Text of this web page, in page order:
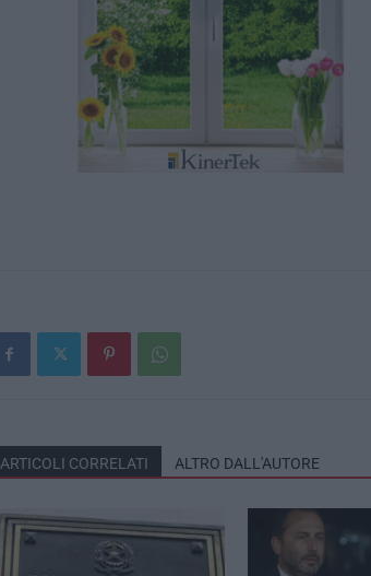
ARTICOLI CORRELATI ALTRO DALL'AUTORE